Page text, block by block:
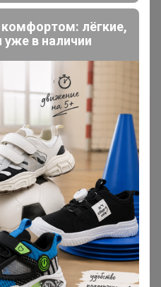
и желанные распродажи
лёгкие,
в наличии